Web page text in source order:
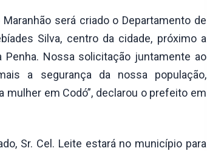
será criado o Departamento de
Silva, centro da cidade, próximo a
Penha. Nossa solicitação juntamente ao
a segurança da nossa população,
em Codó”, declarou o prefeito em
Sr. Cel. Leite estará no município para